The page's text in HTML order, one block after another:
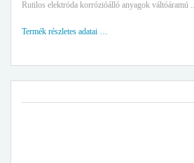
Rutilos elektróda korrózióálló anyagok váltóáramú ...
Termék részletes adatai …